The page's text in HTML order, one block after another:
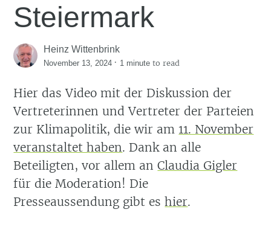
Steiermark
Heinz Wittenbrink
November 13, 2024 · 1 minute to read
Hier das Video mit der Diskussion der
Vertreterinnen und Vertreter der Parteien
zur Klimapolitik, die wir am 11. November
veranstaltet haben. Dank an alle
Beteiligten, vor allem anClaudia Gigler
für die Moderation! Die
Presseaussendung gibt eshier.